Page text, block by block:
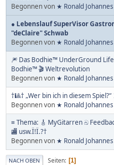
Begonnen von ★ Ronald
● Lebenslauf SuperVisor
"deClaire" Schwab
Begonnen von ★ Ronald
🎆 Das Bodhie™ UnderGround
Bodhie™ 🎬 Weltrevolution
Begonnen von ★ Ronald
†🎱† „Wer bin ich in diesem
Begonnen von ★ Ronald
≡ Thema: 🎸 MyGitarren බ
🏬 usw.Ï!Ï.?†
Begonnen von ★ Ronald
NACH OBEN Seiten 1